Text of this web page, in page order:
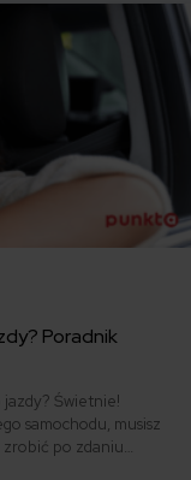
Poradnik
jazdy? Świetnie!
samochodu, musisz
po zdaniu